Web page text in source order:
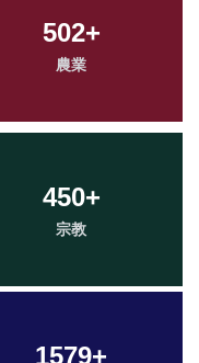
502+
農業
450+
宗教
1579+